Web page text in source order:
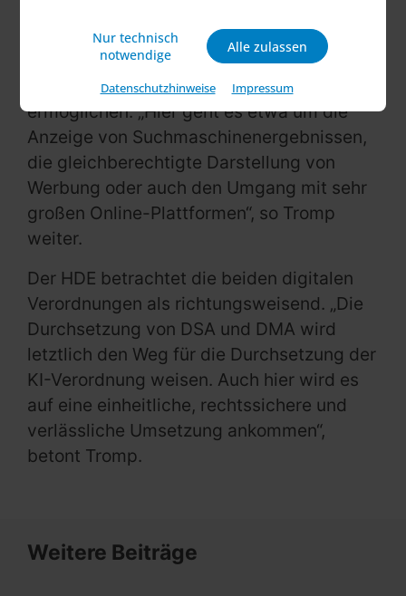
Nur technisch
notwendige
Alle zulassen
Datenschutzhinweise Impressum
Konzernen und Plattformen aus
Nordamerika und Asien sicherstellen, um
einen fairen Wettbewerb in Europa zu
ermöglichen. „Hier geht es etwa um die
Anzeige von Suchmaschinenergebnissen,
die gleichberechtigte Darstellung von
Werbung oder auch den Umgang mit sehr
großen Online-Plattformen“, so Tromp
weiter.
Der HDE betrachtet die beiden digitalen
Verordnungen als richtungsweisend. „Die
Durchsetzung von DSA und DMA wird
letztlich den Weg für die Durchsetzung der
KI-Verordnung weisen. Auch hier wird es
auf eine einheitliche, rechtssichere und
verlässliche Umsetzung ankommen“,
betont Tromp.
Weitere Beiträge